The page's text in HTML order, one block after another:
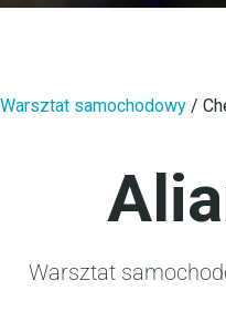
Warsztat samochodowy /
Warsztat